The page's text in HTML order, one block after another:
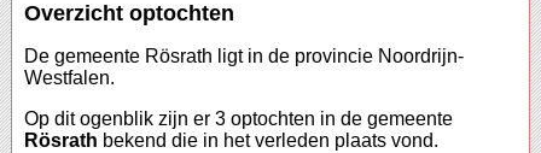
Overzicht optochten
De gemeente Rösrath ligt in de provincie Noordrijn-
Westfalen.
Op dit ogenblik zijn er 3 optochten in de gemeente
Rösrath bekend die in het verleden plaats vond.